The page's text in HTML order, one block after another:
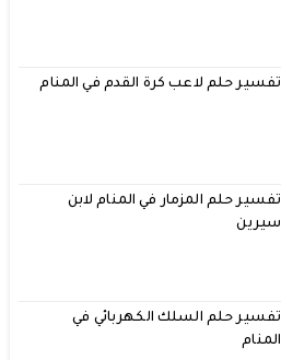
تفسير حلم لاعب كرة القدم في المنام
تفسير حلم المزمار في المنام لابن
سيرين
تفسير حلم السلك الكهربائي في
المنام